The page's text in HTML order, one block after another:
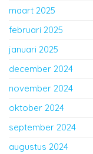
maart 2025
februari 2025
januari 2025
december 2024
november 2024
oktober 2024
september 2024
augustus 2024